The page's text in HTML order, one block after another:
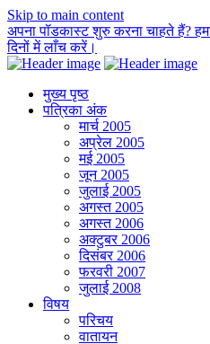
Skip to main content
अपना पॉडकास्ट शुरु करना चाहते हैं?
दिनों में लाँच करें।
मुख्य पृष्ठ
पत्रिका अंक
मार्च 2005
अप्रेल 2005
मई 2005
जून 2005
जुलाई 2005
अगस्त 2005
अगस्त 2006
अक्टुबर 2006
दिसंबर 2006
फरवरी 2007
जुलाई 2008
विषय
परिचय
वातायन